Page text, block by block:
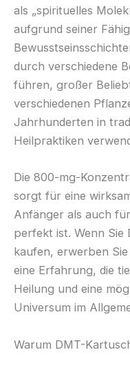
als „spirituelles
aufgrund seiner
durch verschiedene
führen, großer
verschiedenen
Jahrhunderten in
Heilpraktiken
Die 800-mg-
sorgt für eine
Anfänger als auch
perfekt ist. Wenn Sie
kaufen, erwerben
eine Erfahrung, die
Heilung und eine
Universum im
Warum DMT-